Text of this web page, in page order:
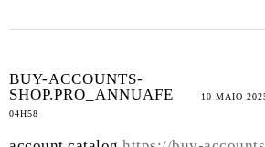
BUY-ACCOUNTS-
SHOP.PRO_ANNUAFE
10 MAIO
04H58